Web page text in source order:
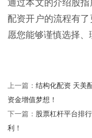
通过本文的介绍股
配资开户的流程有了
愿您能够谨慎选择、
上一篇： 结构化配资 天美
资金增值梦想！
下一篇： 股票杠杆平台排
利！